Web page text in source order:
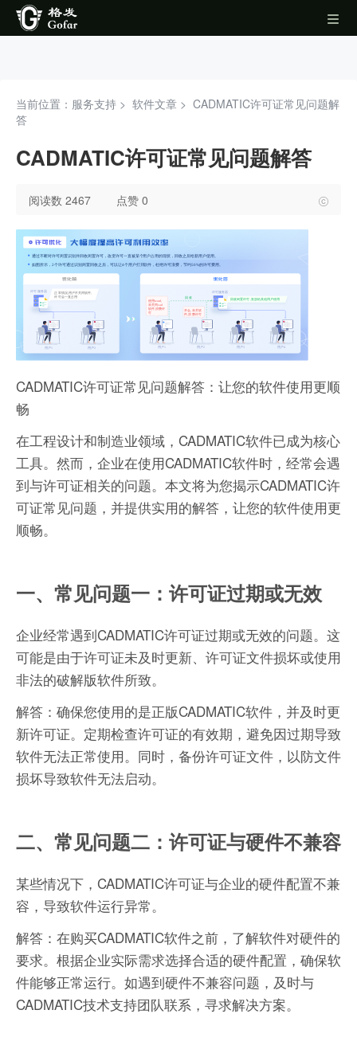
当前位置：服务支持 > 软件文章 > CADMATIC许可证常见问题解
答
CADMATIC许可证常见问题解答
阅读数 2467 点赞 0
CADMATIC许可证常见问题解答：让您的软件使用更顺
畅
在工程设计和制造业领域，CADMATIC软件已成为核心
工具。然而，企业在使用CADMATIC软件时，经常会遇
到与许可证相关的问题。本文将为您揭示CADMATIC许
可证常见问题，并提供实用的解答，让您的软件使用更
顺畅。
一、常见问题一：许可证过期或无效
企业经常遇到CADMATIC许可证过期或无效的问题。这
可能是由于许可证未及时更新、许可证文件损坏或使用
非法的破解版软件所致。
解答：确保您使用的是正版CADMATIC软件，并及时更
新许可证。定期检查许可证的有效期，避免因过期导致
软件无法正常使用。同时，备份许可证文件，以防文件
损坏导致软件无法启动。
二、常见问题二：许可证与硬件不兼容
某些情况下，CADMATIC许可证与企业的硬件配置不兼
容，导致软件运行异常。
解答：在购买CADMATIC软件之前，了解软件对硬件的
要求。根据企业实际需求选择合适的硬件配置，确保软
件能够正常运行。如遇到硬件不兼容问题，及时与
CADMATIC技术支持团队联系，寻求解决方案。